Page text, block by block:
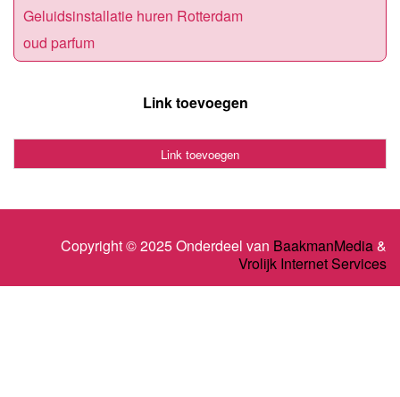
Geluidsinstallatie huren Rotterdam
oud parfum
Link toevoegen
Link toevoegen
Copyright © 2025 Onderdeel van BaakmanMedia&
Vrolijk Internet Services